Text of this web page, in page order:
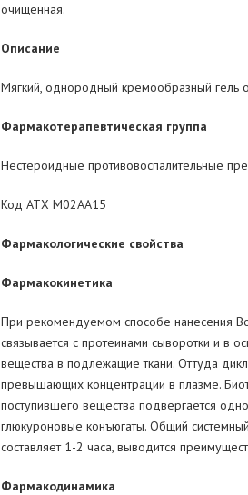
очищенная.
Описание
Мягкий, однородный кремообразный гель
Фармакотерапевтическая группа
Нестероидные противовоспалительные
Код АТХ М02АА15
Фармакологические свойства
Фармакокинетика
При рекомендуемом способе нанесения
связывается с протеинами сыворотки и в
вещества в подлежащие ткани. Оттуда
превышающих концентрации в плазме.
поступившего вещества подвергается
глюкуроновые конъюгаты. Общий
составляет 1-2 часа, выводится
Фармакодинамика